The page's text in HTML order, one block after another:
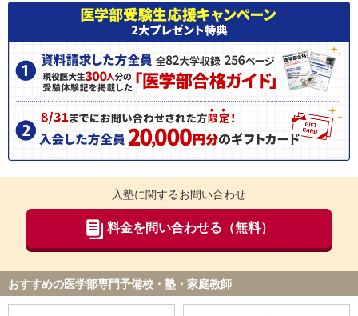
入塾に関するお問い合わせ
料金を問い合わせる（無料）
おすすめの医学部専門予備校・塾・家庭教師